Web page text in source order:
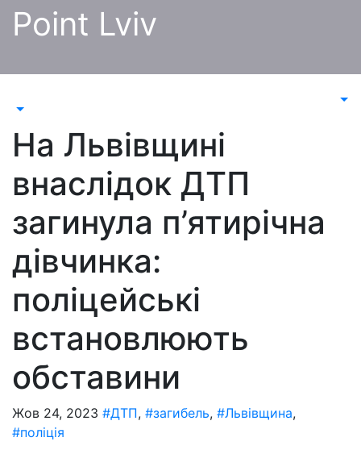
Перейти
Point Lviv
На Львівщині
внаслідок ДТП
загинула п’ятирічна
дівчинка:
поліцейські
встановлюють
обставини
Жов 24, 2023 #ДТП, #загибель, #Львівщина,
#поліція